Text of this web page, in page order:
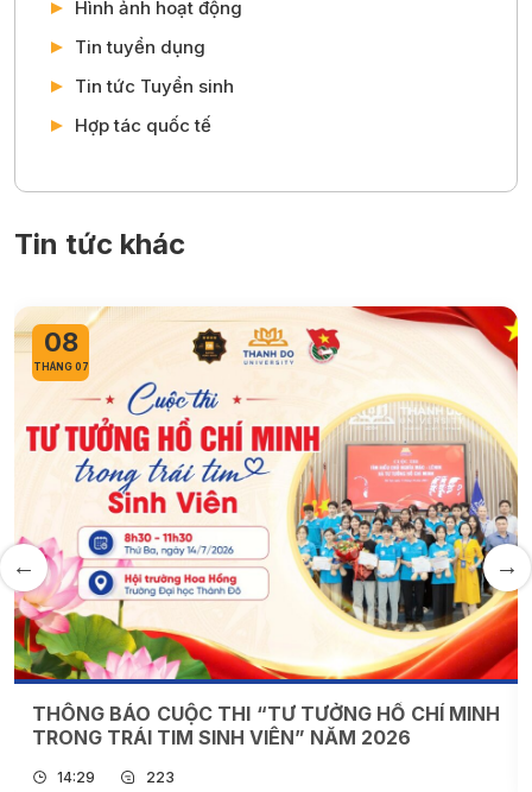
Hình ảnh hoạt động
Tin tuyển dụng
Tin tức Tuyển sinh
Hợp tác quốc tế
Tin tức khác
HỒ CHÍ MINH
2026
25
THÁNG 06
MỞ LỚP CẬP NHẬT KIẾN THỨC
DƯỢC TRONG THÁNG 07/2026